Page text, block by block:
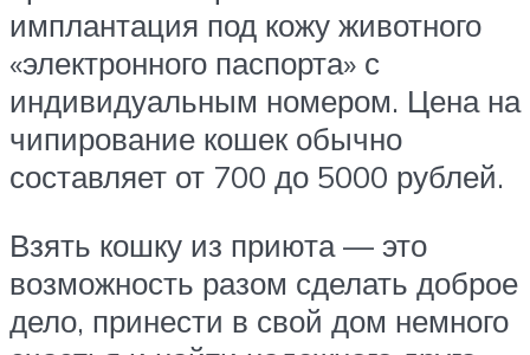
имплантация под кожу животного
«электронного паспорта» с
индивидуальным номером. Цена на
чипирование кошек обычно
составляет от 700 до 5000 рублей.
Взять кошку из приюта — это
возможность разом сделать доброе
дело, принести в свой дом немного